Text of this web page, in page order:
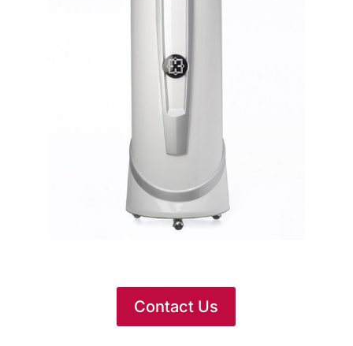
Contact Us